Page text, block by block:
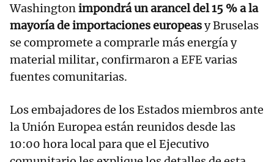
Washingtonimpondrá un arancel del 15 % a la
mayoría de importaciones europeasy Bruselas
se compromete a comprarle más energía y
material militar, confirmaron a EFE varias
fuentes comunitarias.
Los embajadores de los Estados miembros ante
la Unión Europea están reunidos desde las
10:00 hora local para que el Ejecutivo